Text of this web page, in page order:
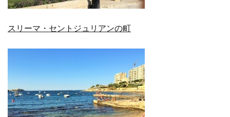
スリーマ・セントジュリアンの町